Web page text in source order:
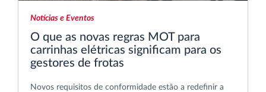
Notícias e Eventos
O que as novas regras MOT para
carrinhas elétricas significam para os
gestores de frotas
Novos requisitos de conformidade estão a redefinir a